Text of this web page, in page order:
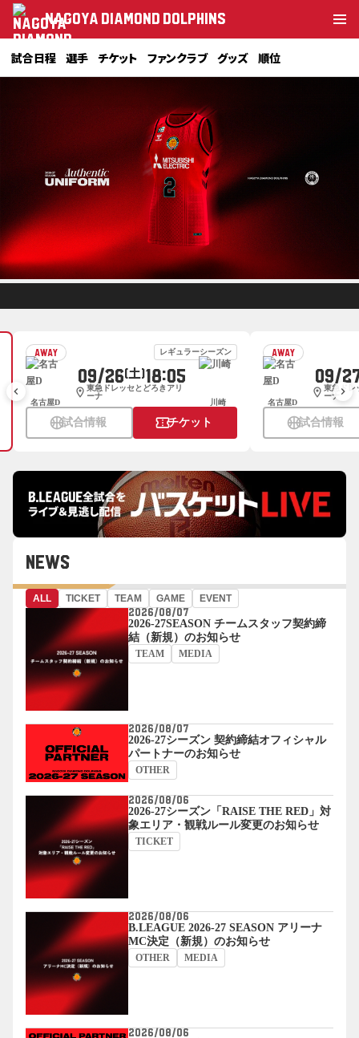
NAGOYA DIAMOND DOLPHINS
試合日程 選手 チケット ファンクラブ グッズ 順位
AWAY レギュラーシーズン
名古屋D
09/26 (土)18:05
location_on 東急ドレッセとどろきアリ
ーナ
川崎
sports_basketball試合情報 confirmation_numberチケット
AWAY
名古屋D
09/
location_on 東急ドレ
ーナ
sports_basketball試合情報
keyboard_arrow_left keyboard_arrow_right
NEWS
ALL TICKET TEAM GAME EVENT
2026/08/07
2026-27SEASON チームスタッフ契約締
結（新規）のお知らせ
TEAM MEDIA
2026/08/07
2026-27シーズン 契約締結オフィシャル
パートナーのお知らせ
OTHER
2026/08/06
2026-27シーズン「RAISE THE RED」対
象エリア・観戦ルール変更のお知らせ
TICKET
2026/08/06
B.LEAGUE 2026-27 SEASON アリーナ
MC決定（新規）のお知らせ
OTHER MEDIA
2026/08/06